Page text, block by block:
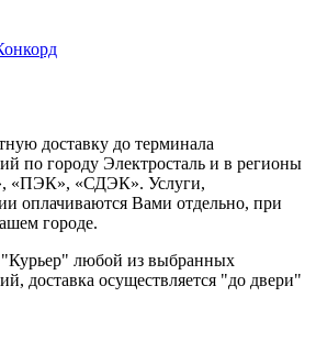
доставку до терминала
по городу Электросталь и в регионы
«ПЭК», «СДЭК». Услуги,
оплачиваются Вами отдельно, при
городе.
любой из выбранных
доставка осуществляется "до двери"